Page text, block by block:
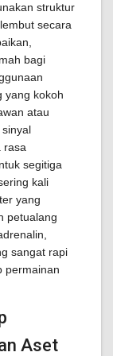
struktur
secara
bagi
yang kokoh
atau
rasa
segitiga
kali
yang
petualang
sangat rapi
permainan
Aset